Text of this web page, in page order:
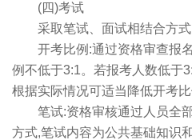
(四)考试
采取笔试、面试相结合方式
开考比例:通过资格审查报
例不低于3:1。若报考人数低于
根据实际情况可适当降低开考比
笔试:资格审核通过人员全
方式,笔试内容为公共基础知识